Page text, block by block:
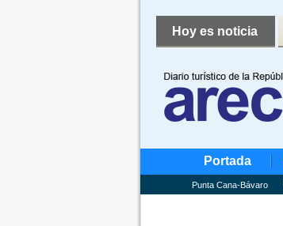
Hoy es noticia
Portada
Punta Cana-Bávaro